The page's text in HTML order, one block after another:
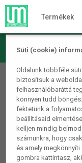
Süti (cookie)
Oldalunk többféle
biztosítsuk a
felhasználóbaráttá
könnyen tudd
fektetünk a
beállításaid
kelljen mindig
számunkra, hogy
és amely
gombra kattintasz,
Termékek
Mobiltelefon
Adat-